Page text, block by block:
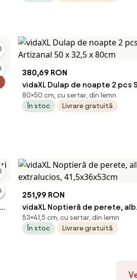
380,69 RON
vidaXL Dulap de noapte 2 pcs
Artizanal 50 x 32,5 x 80cm
80×50 cm, cu sertar, din lemn
În stoc
Livrare gratuită
251,99 RON
vidaXL Noptieră de perete, alb
extralucios, 41,5x36x53cm
53×41,5 cm, cu sertar, din lemn
În stoc
Livrare gratuită